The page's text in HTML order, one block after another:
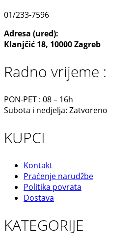
01/233-7596
Adresa (ured):
Klanjčić 18, 10000 Zagreb
Radno vrijeme :
PON-PET : 08 – 16h
Subota i nedjelja: Zatvoreno
KUPCI
Kontakt
Praćenje narudžbe
Politika povrata
Dostava
KATEGORIJE